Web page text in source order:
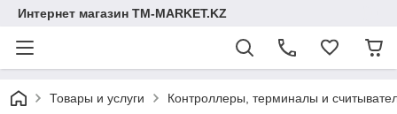
Интернет магазин TM-MARKET.KZ
Товары и услуги Контроллеры, терминалы и